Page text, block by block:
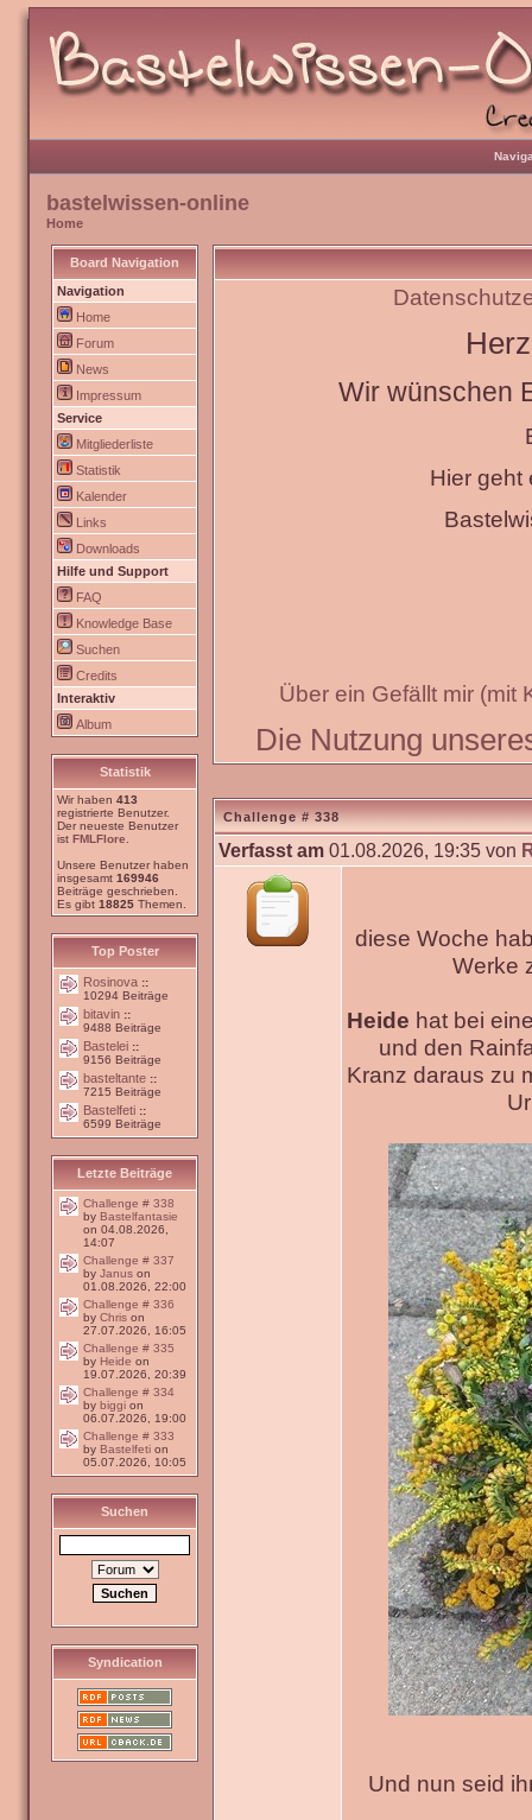
bastelwissen-online
Home
Board Navigation
Navigation
Home
Forum
News
Impressum
Service
Mitgliederliste
Statistik
Kalender
Links
Downloads
Hilfe und Support
FAQ
Knowledge Base
Suchen
Credits
Interaktiv
Album
Statistik
Wir haben 413
registrierte Benutzer.
Der neueste Benutzer
ist FMLFlore
Unsere Benutzer haben
insgesamt 169946
Beiträge geschrieben.
Es gibt 18825 Themen.
Top Poster
Rosinova ::
10294 Beiträge
bitavin ::
9488 Beiträge
Bastelei ::
9156 Beiträge
basteltante ::
7215 Beiträge
Bastelfeti ::
6599 Beiträge
Letzte Beiträge
Challenge # 338
by Bastelfantasie
on 04.08.2026,
14:07
Challenge # 337
by Janus on
01.08.2026, 22:00
Challenge # 336
by Chris on
27.07.2026, 16:05
Challenge # 335
by Heide on
19.07.2026, 20:39
Challenge # 334
by biggi on
06.07.2026, 19:00
Challenge # 333
by Bastelfeti on
05.07.2026, 10:05
Suchen
Syndication
Wir wünschen
Hier geht
Über ein Gefällt mir (mit
Die Nutzung
Challenge # 338
Verfasst am 01.08.2026, 19:35 von
diese Woche
Werke
Heide hat bei
und den
Kranz daraus zu
Und nun seid